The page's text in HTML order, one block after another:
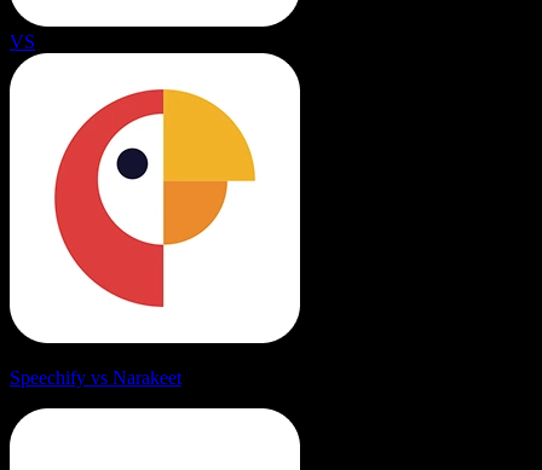
VS
Speechify vs Narakeet